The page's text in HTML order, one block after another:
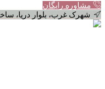
مشاوره رایگان
شهرک غرب، بلوار دریا،